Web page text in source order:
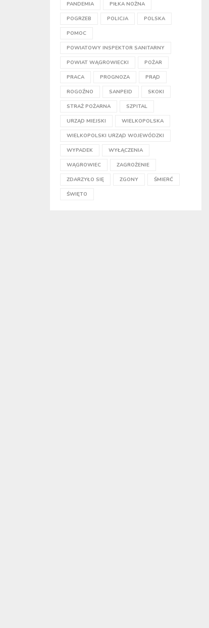
PANDEMIA PIŁKA NOŻNA
POGRZEB POLICJA POLSKA
POMOC
POWIATOWY INSPEKTOR SANITARNY
POWIAT WĄGROWIECKI POŻAR
PRACA PROGNOZA PRĄD
ROGOŹNO SANPEID SKOKI
STRAŻ POŻARNA SZPITAL
URZĄD MIEJSKI WIELKOPOLSKA
WIELKOPOLSKI URZĄD WOJEWÓDZKI
WYPADEK WYŁĄCZENIA
WĄGROWIEC ZAGROŻENIE
ZDARZYŁO SIĘ ZGONY ŚMIERĆ
ŚWIĘTO